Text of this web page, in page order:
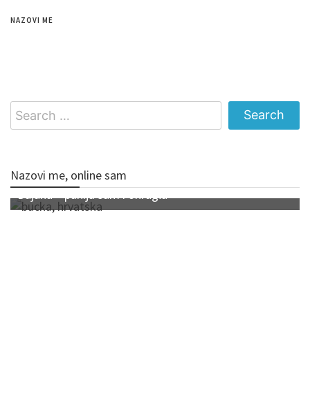
NAZOVI ME
Search
for:
Nazovi me, online sam
Dajana – punija sam i okrugla